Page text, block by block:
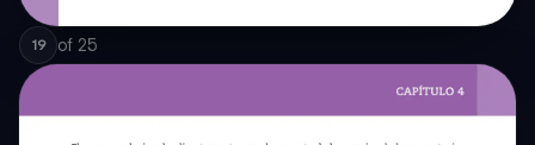
19 of 25